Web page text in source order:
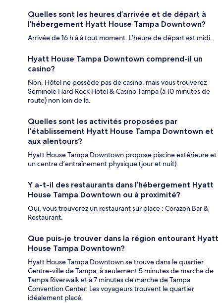
Quelles sont les heures d’arrivée et de départ à
l’hébergement Hyatt House Tampa Downtown?
Arrivée de 16 h à à tout moment. L’heure de départ est midi.
Hyatt House Tampa Downtown comprend-il un
casino?
Non, Hôtel ne possède pas de casino, mais vous trouverez
Seminole Hard Rock Hotel & Casino Tampa (à 10 minutes de
route) non loin de là.
Quelles sont les activités proposées par
l’établissement Hyatt House Tampa Downtown et
aux alentours?
Hyatt House Tampa Downtown propose piscine extérieure et
un centre d’entraînement physique (jour et nuit).
Y a-t-il des restaurants dans l’hébergement Hyatt
House Tampa Downtown ou à proximité?
Oui, vous trouverez un restaurant sur place : Corazon Bar &
Restaurant.
Que puis-je trouver dans la région entourant Hyatt
House Tampa Downtown?
Hyatt House Tampa Downtown se trouve dans le quartier
Centre-ville de Tampa, à seulement 5 minutes de marche de
Tampa Riverwalk et à 7 minutes de marche de Tampa
Convention Center. Les voyageurs trouvent le quartier
idéalement placé.